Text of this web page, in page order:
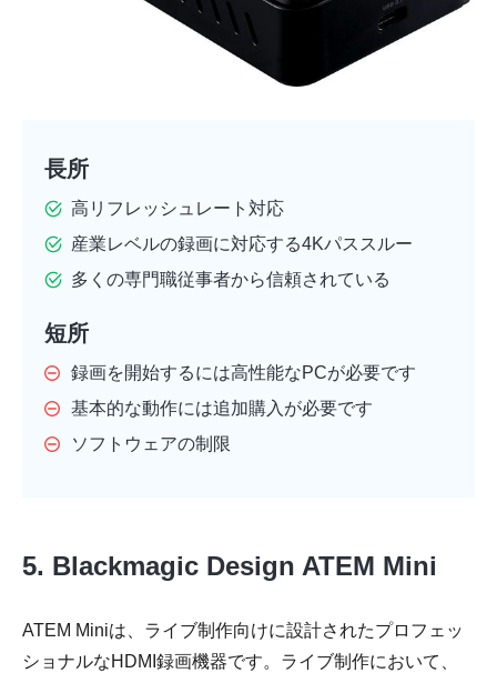
長所
高リフレッシュレート対応
産業レベルの録画に対応する4Kパススルー
多くの専門職従事者から信頼されている
短所
録画を開始するには高性能なPCが必要です
基本的な動作には追加購入が必要です
ソフトウェアの制限
5. Blackmagic Design ATEM Mini
ATEM Miniは、ライブ制作向けに設計されたプロフェッ
ショナルなHDMI録画機器です。ライブ制作において、